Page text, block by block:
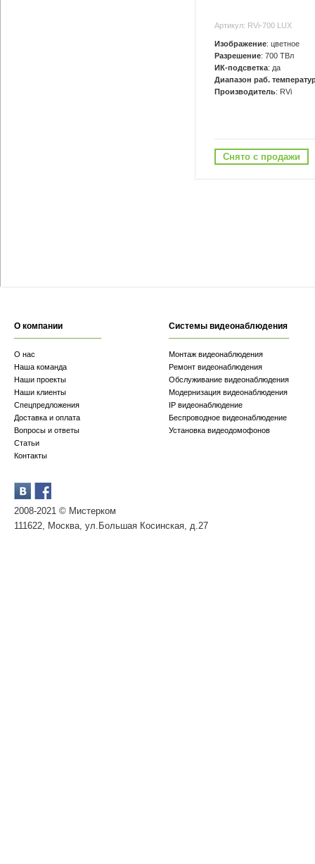
Артикул: RVi-700 LUX
Изображение: цветное
Разрешение: 700 ТВл
ИК-подсветка: да
Диапазон раб.
Производитель: RVi
Снято с продажи
О компании
О нас
Наша команда
Наши проекты
Наши клиенты
Спецпредложения
Доставка и оплата
Вопросы и ответы
Статьи
Контакты
2008-2021 © Мистерком
111622, Москва, ул.Большая Косинская, д.27
Системы видеонаблюдения
Монтаж видеонаблюдения
Ремонт видеонаблюдения
Обслуживание видеонаблюдения
Модернизация видеонаблюдения
IP видеонаблюдение
Беспроводное видеонаблюдение
Установка видеодомофонов